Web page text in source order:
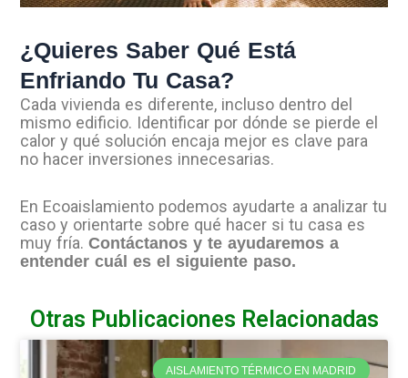
¿Quieres Saber Qué Está
Enfriando Tu Casa?
Cada vivienda es diferente, incluso dentro del
mismo edificio. Identificar por dónde se pierde el
calor y qué solución encaja mejor es clave para
no hacer inversiones innecesarias.
En Ecoaislamiento podemos ayudarte a analizar tu
caso y orientarte sobre qué hacer si tu casa es
muy fría.Contáctanos y te ayudaremos a
entender cuál es el siguiente paso.
Otras Publicaciones Relacionadas
AISLAMIENTO TÉRMICO EN MADRID